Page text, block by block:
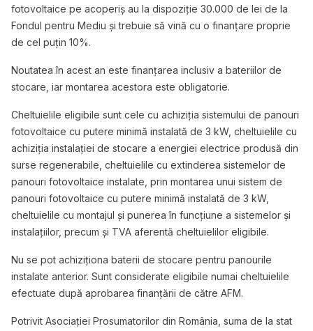
fotovoltaice pe acoperiș au la dispoziție 30.000 de lei de la
Fondul pentru Mediu și trebuie să vină cu o finanțare proprie
de cel puțin 10%.
Noutatea în acest an este finanțarea inclusiv a bateriilor de
stocare, iar montarea acestora este obligatorie.
Cheltuielile eligibile sunt cele cu achiziția sistemului de panouri
fotovoltaice cu putere minimă instalată de 3 kW, cheltuielile cu
achiziția instalației de stocare a energiei electrice produsă din
surse regenerabile, cheltuielile cu extinderea sistemelor de
panouri fotovoltaice instalate, prin montarea unui sistem de
panouri fotovoltaice cu putere minimă instalată de 3 kW,
cheltuielile cu montajul și punerea în funcțiune a sistemelor și
instalațiilor, precum și TVA aferentă cheltuielilor eligibile.
Nu se pot achiziționa baterii de stocare pentru panourile
instalate anterior. Sunt considerate eligibile numai cheltuielile
efectuate după aprobarea finanțării de către AFM.
Potrivit Asociației Prosumatorilor din România, suma de la stat